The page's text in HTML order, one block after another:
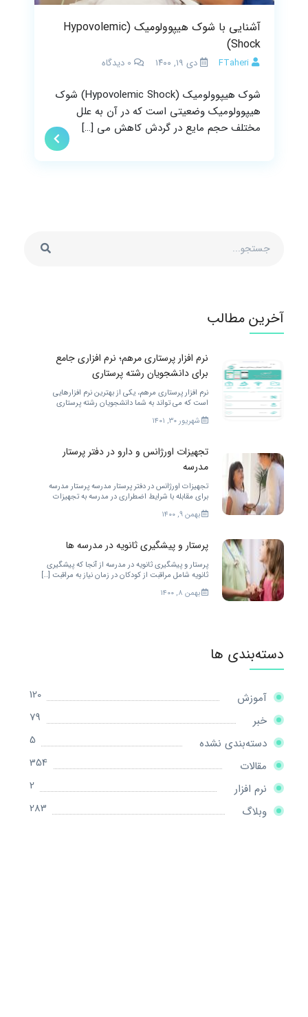
آشنایی با شوک هیپوولومیک (Hypovolemic
Shock)
FTaheri دی ۱۹, ۱۴۰۰ 0 دیدگاه
شوک هیپوولومیک (Hypovolemic Shock) شوک
هیپوولومیک وضعیتی است که در آن به علل
مختلف حجم مایع در گردش کاهش می […]
آخرین مطالب
نرم افزار پرستاری مرهم؛ نرم افزاری جامع
برای دانشجویان رشته پرستاری
نرم افزار پرستاری مرهم، یکی از بهترین نرم افزارهایی
است که می تواند به شما دانشجویان رشته پرستاری
خدمات مختلفی را ارائه کند. برای بهتر شدن.
شهریور ۳۰, ۱۴۰۱
تجهیزات اورژانس و دارو در دفتر پرستار
مدرسه
تجهیزات اورژانس در دفتر پرستار مدرسه پرستار مدرسه
برای مقابله با شرایط اضطراری در مدرسه به تجهیزات
زیادی احتیاج دارد. […]
بهمن ۹, ۱۴۰۰
پرستار و پیشگیری ثانویه در مدرسه ها
پرستار و پیشگیری ثانویه در مدرسه از آنجا که پیشگیری
ثانویه شامل مراقبت از کودکان در زمان نیاز به مراقبت […]
بهمن ۸, ۱۴۰۰
دسته‌بندی ها
آموزش
120
خبر
79
دسته‌بندی نشده
5
مقالات
354
نرم افزار
2
وبلاگ
283